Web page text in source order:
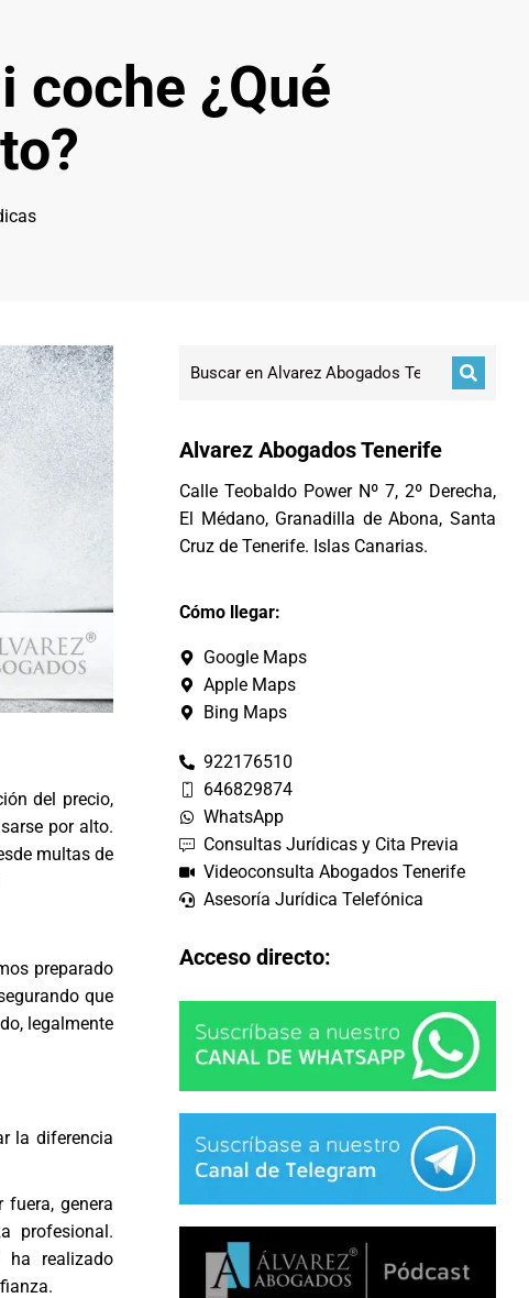
coche ¿Qué
del precio,
por alto.
multas de
preparado
que
legalmente
la diferencia
fuera, genera
profesional.
ha realizado
Alvarez Abogados Tenerife
Calle Teobaldo Power Nº 7, 2º Derecha,
El Médano, Granadilla de Abona, Santa
Cruz de Tenerife. Islas Canarias.
Cómo llegar:
Google Maps
Apple Maps
Bing Maps
922176510
646829874
WhatsApp
Consultas Jurídicas y Cita Previa
Videoconsulta Abogados Tenerife
Asesoría Jurídica Telefónica
Acceso directo: